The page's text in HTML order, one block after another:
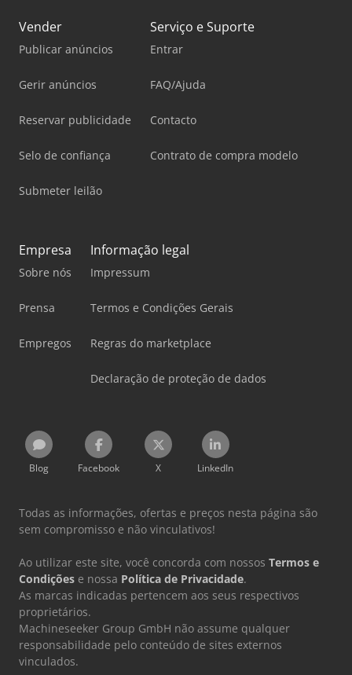
Vender
Publicar anúncios
Gerir anúncios
Reservar publicidade
Selo de confiança
Submeter leilão
Serviço e Suporte
Entrar
FAQ/Ajuda
Contacto
Contrato de compra modelo
Empresa
Sobre nós
Prensa
Empregos
Informação legal
Impressum
Termos e Condições Gerais
Regras do marketplace
Declaração de proteção de dados
Blog Facebook X LinkedIn
Todas as informações, ofertas e preços nesta página são
sem compromisso e não vinculativos!
Ao utilizar este site, você concorda com nossos Termos e
Condições e nossa Política de Privacidade.
As marcas indicadas pertencem aos seus respectivos
proprietários.
Machineseeker Group GmbH não assume qualquer
responsabilidade pelo conteúdo de sites externos
vinculados.